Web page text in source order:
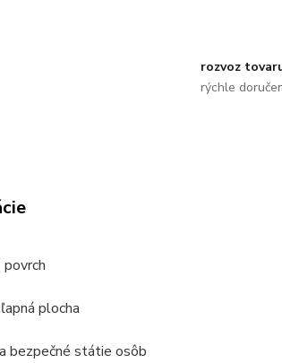
rozvoz
rýchle
plocha
bezpečné státie osôb